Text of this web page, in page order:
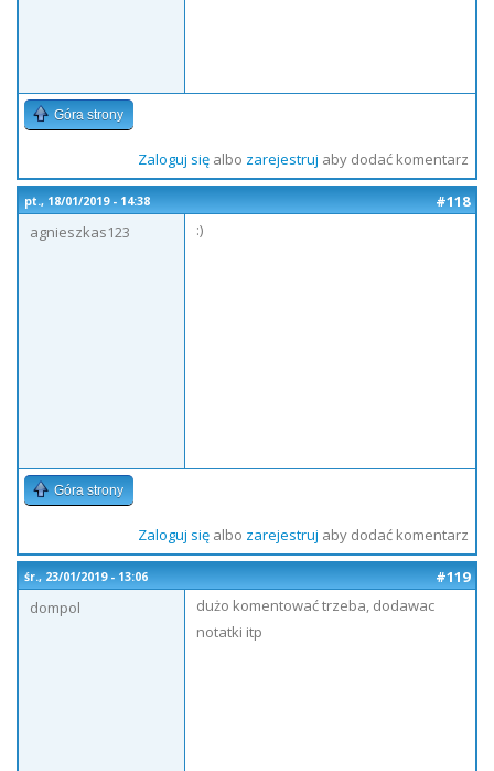
Góra strony
Zaloguj sięalbo zarejestruj aby dodać komentarz
pt., 18/01/2019 - 14:38
#118
agnieszkas123
:)
Góra strony
Zaloguj sięalbo zarejestruj aby dodać komentarz
śr., 23/01/2019 - 13:06
#119
dompol
dużo komentować trzeba, dodawac
notatki itp